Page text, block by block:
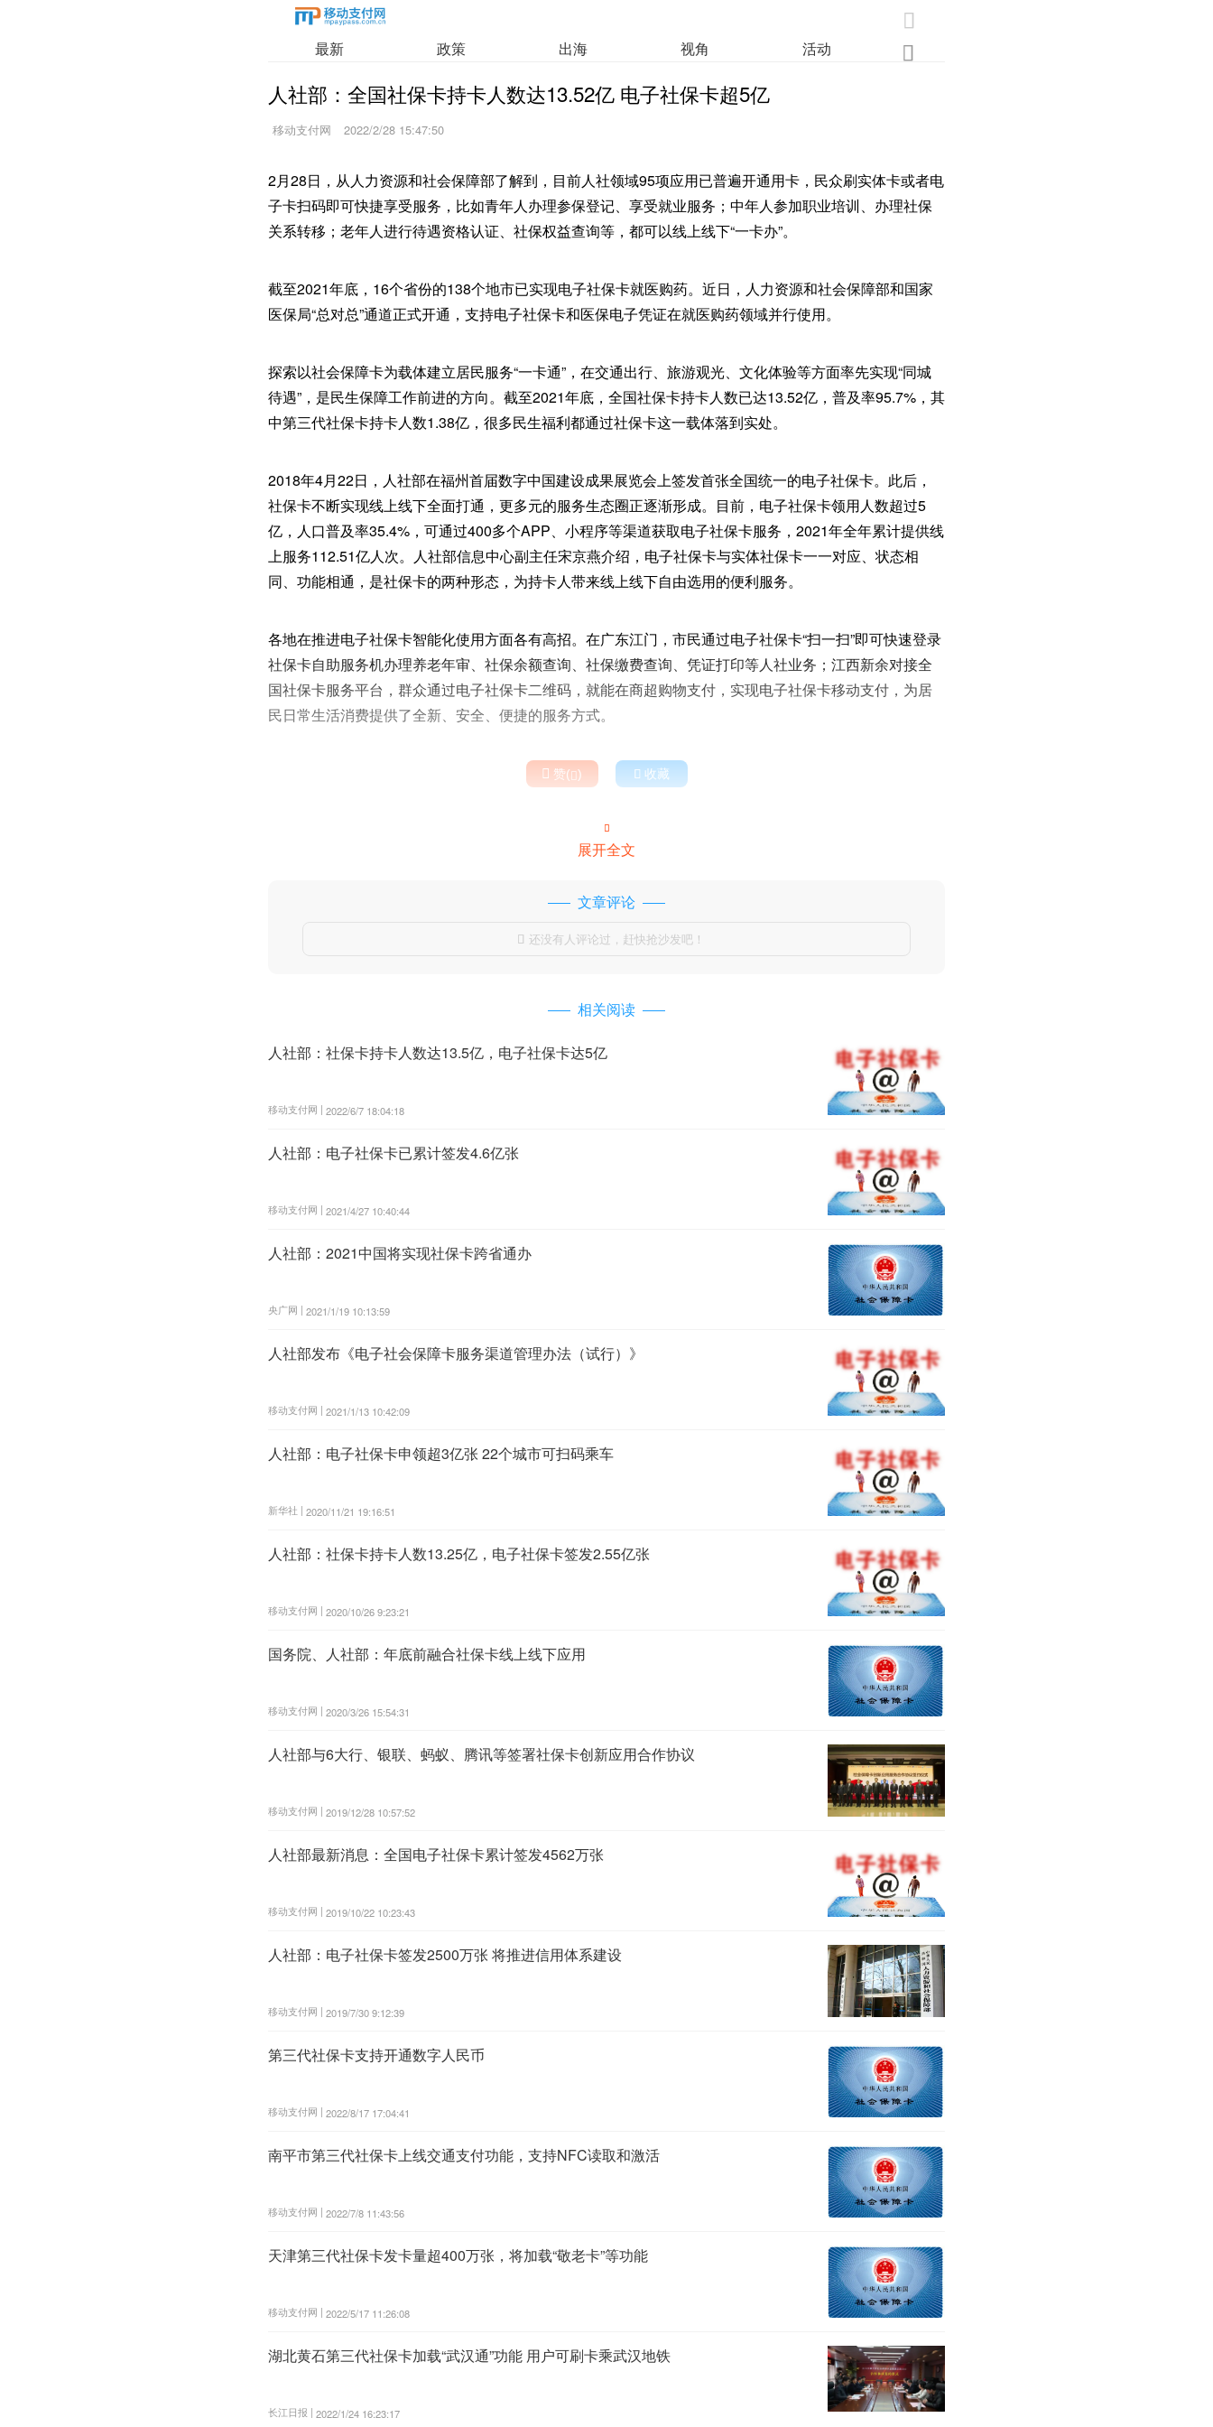

最新 政策 出海 视角 活动 
人社部：全国社保卡持卡人数达13.52亿 电子社保卡超5亿
移动支付网 2022/2/28 15:47:50
2月28日，从人力资源和社会保障部了解到，目前人社领域95项应用已普遍开通用卡，民众刷实体卡或者电
子卡扫码即可快捷享受服务，比如青年人办理参保登记、享受就业服务；中年人参加职业培训、办理社保
关系转移；老年人进行待遇资格认证、社保权益查询等，都可以线上线下“一卡办”。
截至2021年底，16个省份的138个地市已实现电子社保卡就医购药。近日，人力资源和社会保障部和国家
医保局“总对总”通道正式开通，支持电子社保卡和医保电子凭证在就医购药领域并行使用。
探索以社会保障卡为载体建立居民服务“一卡通”，在交通出行、旅游观光、文化体验等方面率先实现“同城
待遇”，是民生保障工作前进的方向。截至2021年底，全国社保卡持卡人数已达13.52亿，普及率95.7%，其
中第三代社保卡持卡人数1.38亿，很多民生福利都通过社保卡这一载体落到实处。
2018年4月22日，人社部在福州首届数字中国建设成果展览会上签发首张全国统一的电子社保卡。此后，
社保卡不断实现线上线下全面打通，更多元的服务生态圈正逐渐形成。目前，电子社保卡领用人数超过5
亿，人口普及率35.4%，可通过400多个APP、小程序等渠道获取电子社保卡服务，2021年全年累计提供线
上服务112.51亿人次。人社部信息中心副主任宋京燕介绍，电子社保卡与实体社保卡一一对应、状态相
同、功能相通，是社保卡的两种形态，为持卡人带来线上线下自由选用的便利服务。
各地在推进电子社保卡智能化使用方面各有高招。在广东江门，市民通过电子社保卡“扫一扫”即可快速登录
社保卡自助服务机办理养老年审、社保余额查询、社保缴费查询、凭证打印等人社业务；江西新余对接全
国社保卡服务平台，群众通过电子社保卡二维码，就能在商超购物支付，实现电子社保卡移动支付，为居
民日常生活消费提供了全新、安全、便捷的服务方式。
 赞()  收藏

展开全文
文章评论
 还没有人评论过，赶快抢沙发吧！
相关阅读
人社部：社保卡持卡人数达13.5亿，电子社保卡达5亿
移动支付网 | 2022/6/7 18:04:18
人社部：电子社保卡已累计签发4.6亿张
移动支付网 | 2021/4/27 10:40:44
人社部：2021中国将实现社保卡跨省通办
央广网 | 2021/1/19 10:13:59
人社部发布《电子社会保障卡服务渠道管理办法（试行）》
移动支付网 | 2021/1/13 10:42:09
人社部：电子社保卡申领超3亿张 22个城市可扫码乘车
新华社 | 2020/11/21 19:16:51
人社部：社保卡持卡人数13.25亿，电子社保卡签发2.55亿张
移动支付网 | 2020/10/26 9:23:21
国务院、人社部：年底前融合社保卡线上线下应用
移动支付网 | 2020/3/26 15:54:31
人社部与6大行、银联、蚂蚁、腾讯等签署社保卡创新应用合作协议
移动支付网 | 2019/12/28 10:57:52
人社部最新消息：全国电子社保卡累计签发4562万张
移动支付网 | 2019/10/22 10:23:43
人社部：电子社保卡签发2500万张 将推进信用体系建设
移动支付网 | 2019/7/30 9:12:39
第三代社保卡支持开通数字人民币
移动支付网 | 2022/8/17 17:04:41
南平市第三代社保卡上线交通支付功能，支持NFC读取和激活
移动支付网 | 2022/7/8 11:43:56
天津第三代社保卡发卡量超400万张，将加载“敬老卡”等功能
移动支付网 | 2022/5/17 11:26:08
湖北黄石第三代社保卡加载“武汉通”功能 用户可刷卡乘武汉地铁
长江日报 | 2022/1/24 16:23:17